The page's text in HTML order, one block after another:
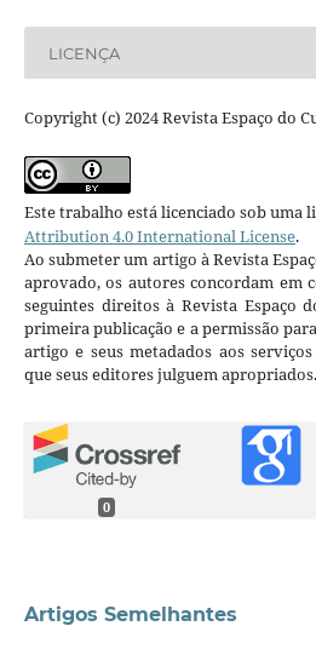
LICENÇA
Copyright (c) 2024 Revista Espaço do
Este trabalho está licenciado sob uma
Attribution 4.0 International License.
Ao submeter um artigo à Revista
aprovado, os autores concordam em
seguintes direitos à Revista Espaço
primeira publicação e a permissão
artigo e seus metadados aos
que seus editores julguem apropriados.
0
Artigos Semelhantes